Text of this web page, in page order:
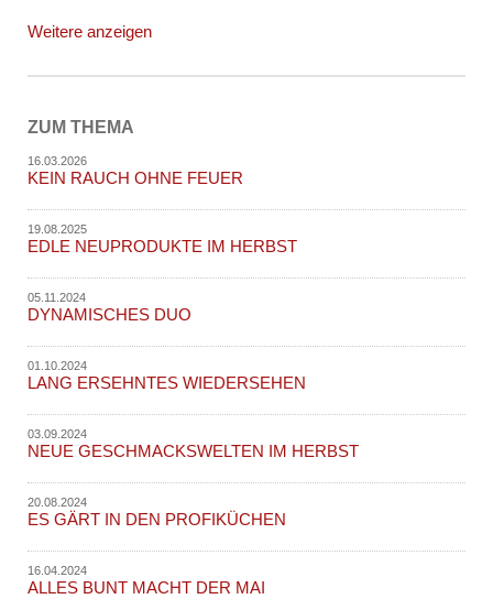
Weitere anzeigen
ZUM THEMA
16.03.2026
KEIN RAUCH OHNE FEUER
19.08.2025
EDLE NEUPRODUKTE IM HERBST
05.11.2024
DYNAMISCHES DUO
01.10.2024
LANG ERSEHNTES WIEDERSEHEN
03.09.2024
NEUE GESCHMACKSWELTEN IM HERBST
20.08.2024
ES GÄRT IN DEN PROFIKÜCHEN
16.04.2024
ALLES BUNT MACHT DER MAI